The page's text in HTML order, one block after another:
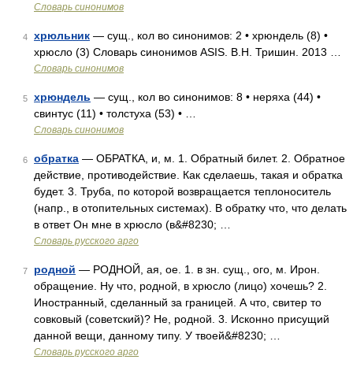
Словарь синонимов
4 хрюльник — сущ., кол во синонимов: 2 • хрюндель (8) •
хрюсло (3) Словарь синонимов ASIS. В.Н. Тришин. 2013 …
Словарь синонимов
5 хрюндель — сущ., кол во синонимов: 8 • неряха (44) •
свинтус (11) • толстуха (53) • …
Словарь синонимов
6 обратка — ОБРАТКА, и, м. 1. Обратный билет. 2. Обратное
действие, противодействие. Как сделаешь, такая и обратка
будет. 3. Труба, по которой возвращается теплоноситель
(напр., в отопительных системах). В обратку что, что делать
в ответ Он мне в хрюсло (в&#8230; …
Словарь русского арго
7 родной — РОДНОЙ, ая, ое. 1. в зн. сущ., ого, м. Ирон.
обращение. Ну что, родной, в хрюсло (лицо) хочешь? 2.
Иностранный, сделанный за границей. А что, свитер то
совковый (советский)? Не, родной. 3. Исконно присущий
данной вещи, данному типу. У твоей&#8230; …
Словарь русского арго